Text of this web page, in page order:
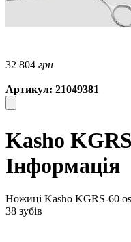
32 804 грн
Артикул: 21049381
Kasho
Інформація
Ножиці Kasho KGRS-60
38 зубів